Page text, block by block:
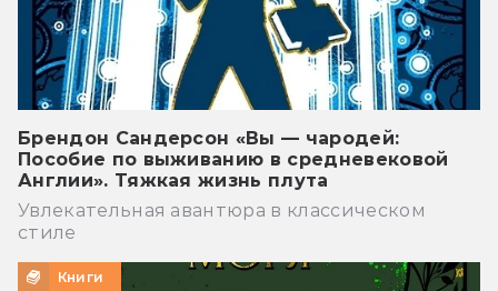
Брендон Сандерсон «Вы — чародей:
Пособие по выживанию в средневековой
Англии». Тяжкая жизнь плута
Увлекательная авантюра в классическом
стиле
Книги